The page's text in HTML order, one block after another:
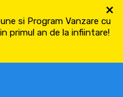
si Program Vanzare cu
primul an de la infiintare!
×